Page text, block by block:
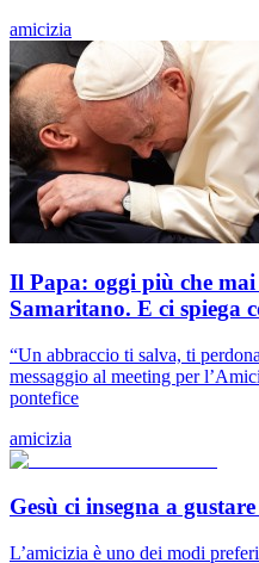
amicizia
Il Papa: oggi più che
Samaritano. E ci spiega
“Un abbraccio ti salva, ti
messaggio al meeting per
pontefice
amicizia
Gesù ci insegna a
L’amicizia è uno dei modi